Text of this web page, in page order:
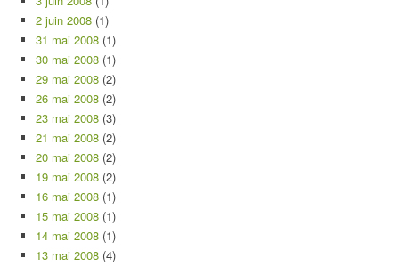
2 juin 2008 (1)
31 mai 2008 (1)
30 mai 2008 (1)
29 mai 2008 (2)
26 mai 2008 (2)
23 mai 2008 (3)
21 mai 2008 (2)
20 mai 2008 (2)
19 mai 2008 (2)
16 mai 2008 (1)
15 mai 2008 (1)
14 mai 2008 (1)
13 mai 2008 (4)